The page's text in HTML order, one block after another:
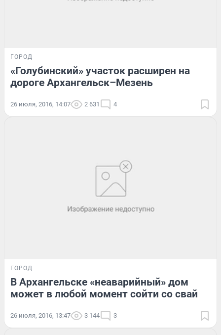
ГОРОД
«Голубинский» участок расширен на
дороге Архангельск–Мезень
26 июля, 2016, 14:07 2 631 4
ГОРОД
В Архангельске «неаварийный» дом
может в любой момент сойти со свай
26 июля, 2016, 13:47 3 144 3